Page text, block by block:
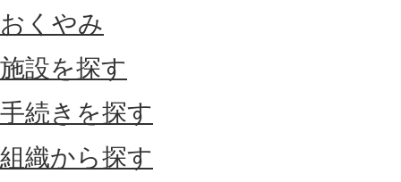
おくやみ
施設を探す
手続きを探す
組織から探す